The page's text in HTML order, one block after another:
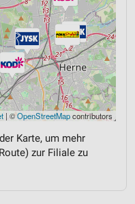
| ©OpenStreetMapcontributors
Karte, um mehr
zur Filiale zu